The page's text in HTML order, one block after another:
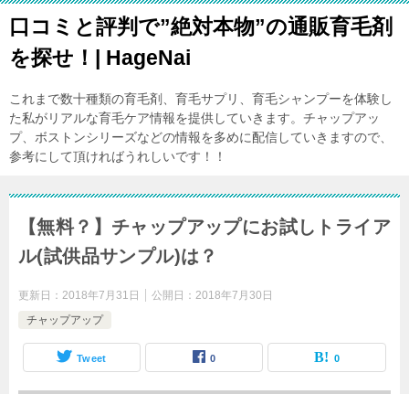
口コミと評判で”絶対本物”の通販育毛剤
を探せ！| HageNai
これまで数十種類の育毛剤、育毛サプリ、育毛シャンプーを体験し
た私がリアルな育毛ケア情報を提供していきます。チャップアッ
プ、ボストンシリーズなどの情報を多めに配信していきますので、
参考にして頂ければうれしいです！！
【無料？】チャップアップにお試しトライア
ル(試供品サンプル)は？
更新日： 2018年7月31日 公開日： 2018年7月30日
チャップアップ
Tweet 0 0